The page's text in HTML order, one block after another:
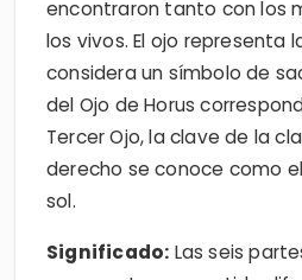
encontraron tanto con los
los vivos. El ojo representa
considera un símbolo de
del Ojo de Horus
Tercer Ojo, la clave de la
derecho se conoce como
sol.
Significado: Las seis